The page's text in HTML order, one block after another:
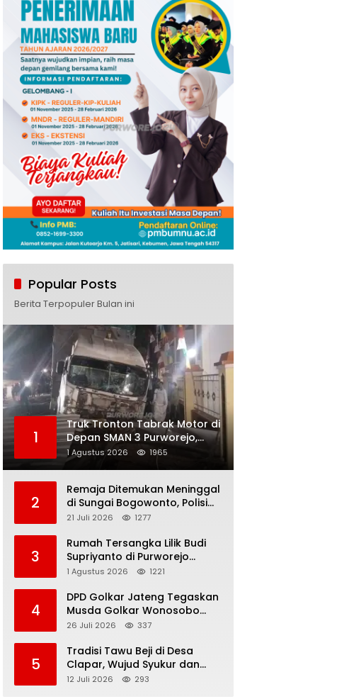
Popular Posts
Berita Terpopuler Bulan ini
1
Truk Tronton Tabrak Motor di
Depan SMAN 3 Purworejo,
Korban Meninggal Dunia,
Polisi Masih Selidiki Penyebab
1 Agustus 2026 1965
2
Remaja Ditemukan Meninggal
di Sungai Bogowonto, Polisi
Masih Selidiki Penyebab
21 Juli 2026 1277
3
Rumah Tersangka Lilik Budi
Supriyanto di Purworejo
Digeledah KPK, Dua
1 Agustus 2026 1221
4
DPD Golkar Jateng Tegaskan
Musda Golkar Wonosobo
Sah, Imam Teguh Purnomo
26 Juli 2026 337
5
Tradisi Tawu Beji di Desa
Clapar, Wujud Syukur dan
Pelestarian Sumber Air
12 Juli 2026 293